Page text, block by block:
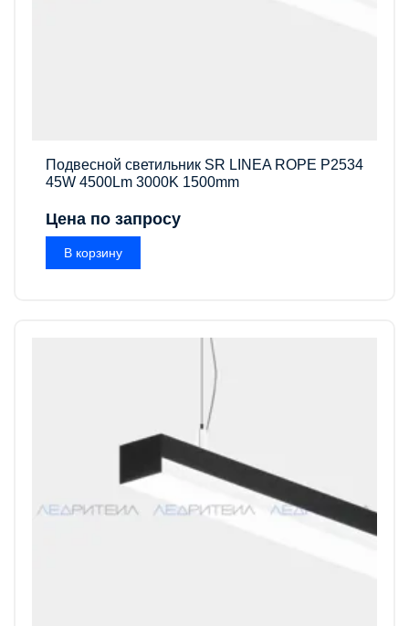
Подвесной светильник SR LINEA ROPE P2534
45W 4500Lm 3000K 1500mm
Цена по запросу
В корзину